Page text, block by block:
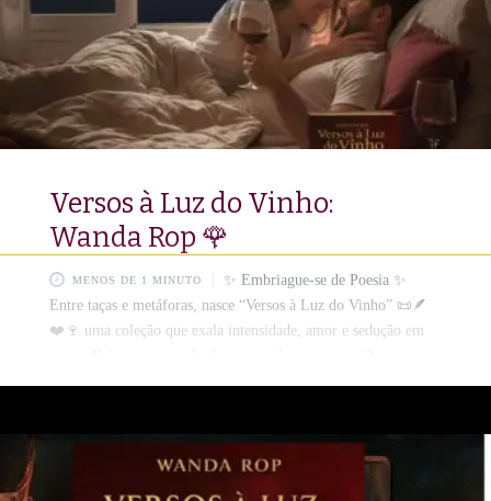
Versos à Luz do Vinho:
Wanda Rop 🌹
MENOS DE 1 MINUTO
✨ Embriague-se de Poesia ✨
Entre taças e metáforas, nasce “Versos à Luz do Vinho” 📜🪶
❤️🍷 uma coleção que exala intensidade, amor e sedução em
🌹🍷🌹🍷🌹🍷🌹🍷🌹🍷